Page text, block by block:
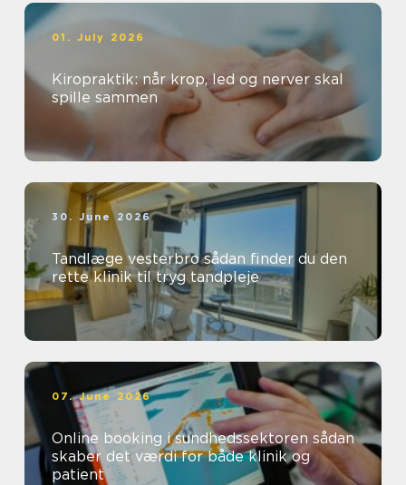
01. July 2026
Kiropraktik: når krop, led og nerver skal
spille sammen
30. June 2026
Tandlæge vesterbro sådan finder du den
rette klinik til tryg tandpleje
07. June 2026
Online booking i sundhedssektoren sådan
skaber det værdi for både klinik og
patient